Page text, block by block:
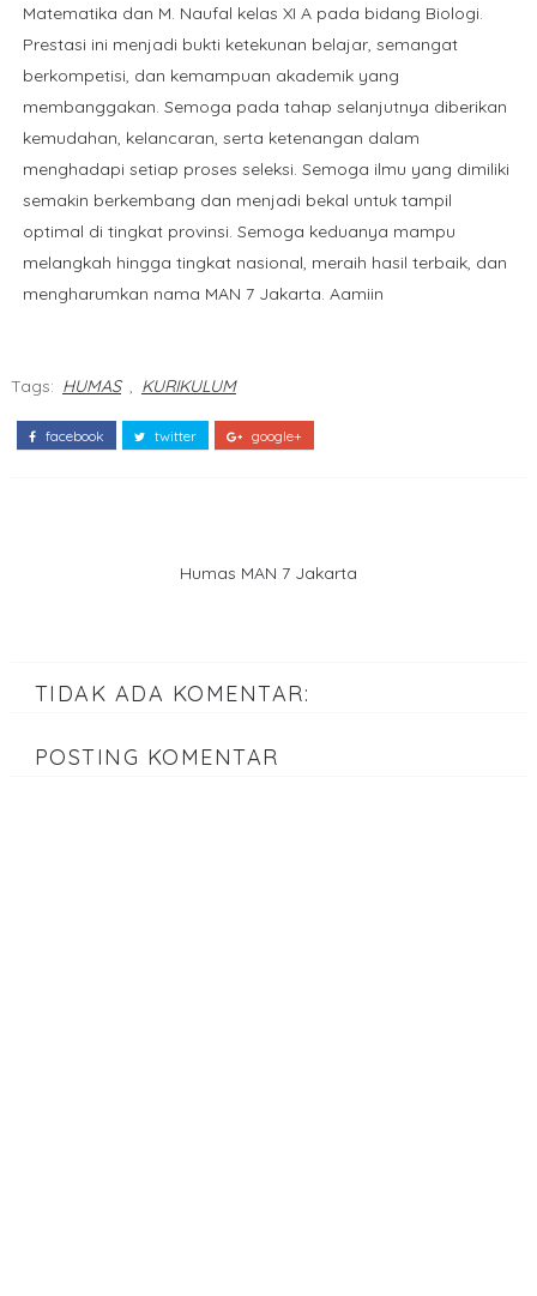
Matematika dan M. Naufal kelas XI A pada bidang Biologi.
Prestasi ini menjadi bukti ketekunan belajar, semangat
berkompetisi, dan kemampuan akademik yang
membanggakan. Semoga pada tahap selanjutnya diberikan
kemudahan, kelancaran, serta ketenangan dalam
menghadapi setiap proses seleksi. Semoga ilmu yang dimiliki
semakin berkembang dan menjadi bekal untuk tampil
optimal di tingkat provinsi. Semoga keduanya mampu
melangkah hingga tingkat nasional, meraih hasil terbaik, dan
mengharumkan nama MAN 7 Jakarta. Aamiin
Tags: HUMAS , KURIKULUM
facebook twitter google+
Humas MAN 7 Jakarta
TIDAK ADA KOMENTAR:
POSTING KOMENTAR